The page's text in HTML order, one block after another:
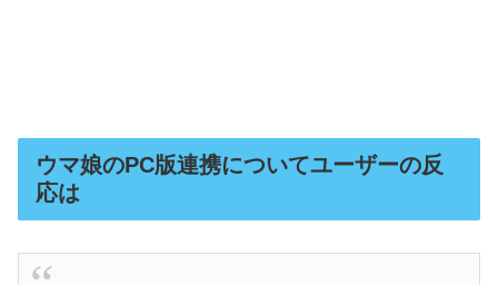
ウマ娘のPC版連携についてユーザーの反
応は